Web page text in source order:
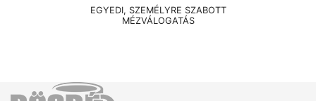
EGYEDI, SZEMÉLYRE SZABOTT
MÉZVÁLOGATÁS